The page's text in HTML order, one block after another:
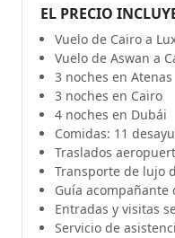
EL PRECIO
Vuelo de Cairo a
Vuelo de Aswan a
3 noches en Atenas
3 noches en Cairo
4 noches en Dubái
Comidas: 11
Traslados
Transporte de lujo
Guía acompañante
Entradas y visitas
Servicio de